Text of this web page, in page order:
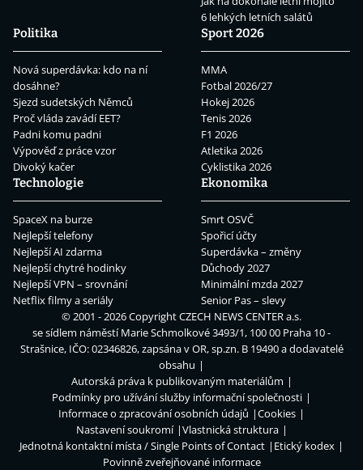
6 lehkých letních salátů
Politika
Nová superdávka: kdo na ní
dosáhne?
Sjezd sudetských Němců
Proč vláda zavádí EET?
Padni komu padni
Výpověď z práce vzor
Divoký kačer
Sport 2026
MMA
Fotbal 2026/27
Hokej 2026
Tenis 2026
F1 2026
Atletika 2026
Cyklistika 2026
Technologie
SpaceX na burze
Nejlepší telefony
Nejlepší AI zdarma
Nejlepší chytré hodinky
Nejlepší VPN – srovnání
Netflix filmy a seriály
Ekonomika
Smrt OSVČ
Spořicí účty
Superdávka – změny
Důchody 2027
Minimální mzda 2027
Senior Pas – slevy
© 2001 - 2026 CopyrightCZECH NEWS CENTER a.s.
se sídlem náměstí Marie Schmolkové 3493/1, 100 00 Praha 10 -
Strašnice, IČO: 02346826, zapsána v OR, sp.zn. B 19490 a dodavatelé
obsahu
Autorská práva k publikovaným materiálům
Podmínky pro užívání služby informační společnosti
Informace o zpracování osobních údajů
Cookies
Nastavení soukromí
Vlastnická struktura
Jednotná kontaktní místa / Single Points of Contact
Etický kodex
Povinně zveřejňované informace